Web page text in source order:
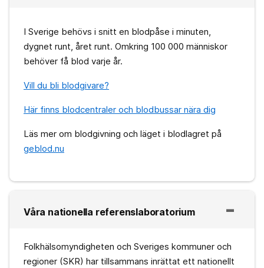
I Sverige behövs i snitt en blodpåse i minuten,
dygnet runt, året runt. Omkring 100 000 människor
behöver få blod varje år.
Vill du bli blodgivare?
Här finns blodcentraler och blodbussar nära dig
Läs mer om blodgivning och läget i blodlagret på
geblod.nu
Våra nationella referenslaboratorium
Folkhälsomyndigheten och Sveriges kommuner och
regioner (SKR) har tillsammans inrättat ett nationellt